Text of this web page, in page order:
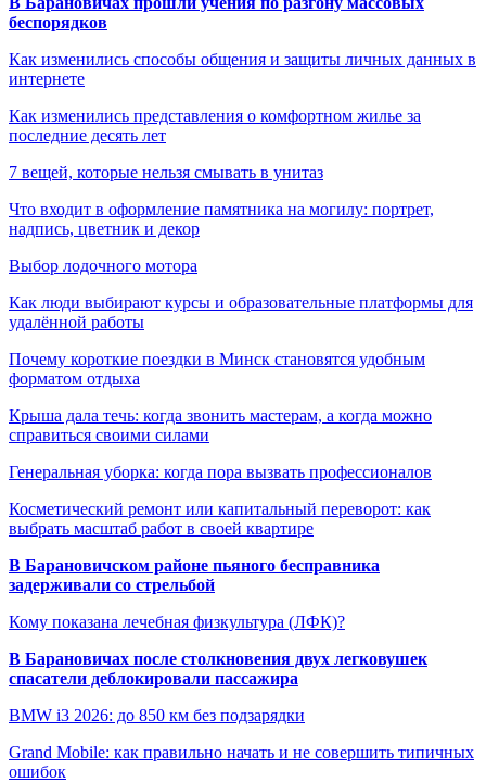
беспорядков
Как изменились способы общения и защиты личных данных в
интернете
Как изменились представления о комфортном жилье за
последние десять лет
7 вещей, которые нельзя смывать в унитаз
Что входит в оформление памятника на могилу: портрет,
надпись, цветник и декор
Выбор лодочного мотора
Как люди выбирают курсы и образовательные платформы для
удалённой работы
Почему короткие поездки в Минск становятся удобным
форматом отдыха
Крыша дала течь: когда звонить мастерам, а когда можно
справиться своими силами
Генеральная уборка: когда пора вызвать профессионалов
Косметический ремонт или капитальный переворот: как
выбрать масштаб работ в своей квартире
В Барановичском районе пьяного бесправника
задерживали со стрельбой
Кому показана лечебная физкультура (ЛФК)?
В Барановичах после столкновения двух легковушек
спасатели деблокировали пассажира
BMW i3 2026: до 850 км без подзарядки
Grand Mobile: как правильно начать и не совершить типичных
ошибок